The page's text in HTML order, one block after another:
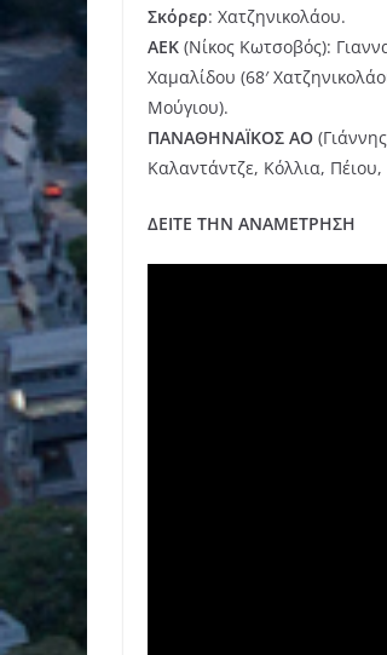
Σκόρερ: Χατζηνικολάου.
ΑΕΚ (Νίκος Κωτσοβός):
Χαμαλίδου (68′
Μούγιου).
ΠΑΝΑΘΗΝΑΪΚΟΣ ΑΟ
Καλαντάντζε, Κόλλια,
ΔΕΙΤΕ ΤΗΝ ΑΝΑΜΕΤΡΗΣΗ